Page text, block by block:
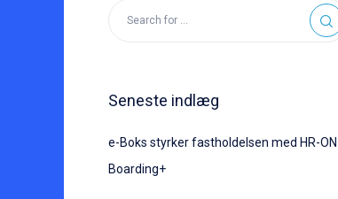
Seneste indlæg
e-Boks styrker fastholdelsen med HR-ON
Boarding+